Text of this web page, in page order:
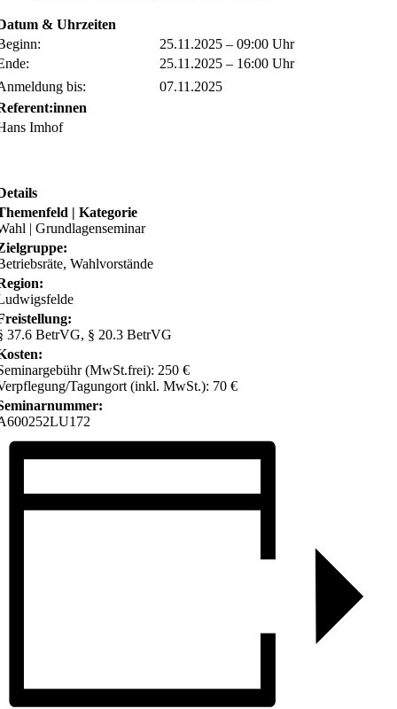
& Uhrzeiten
25.11.2025 – 09:00 Uhr
25.11.2025 – 16:00 Uhr
bis:
07.11.2025
Imhof
| Kategorie
| Grundlagenseminar
Wahlvorstände
37.6 BetrVG, § 20.3 BetrVG
(MwSt.frei): 250 €
Tagungort (inkl. MwSt.): 70 €